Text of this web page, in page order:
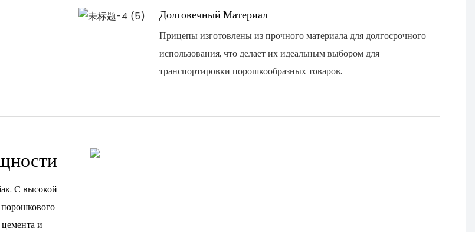
Долговечный Материал
Прицепы изготовлены из прочного материала для долгосрочного
использования, что делает их идеальным выбором для
транспортировки порошкообразных товаров.
С высокой
и